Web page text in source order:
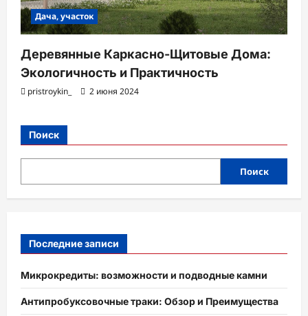
Дача, участок
Деревянные Каркасно-Щитовые Дома:
Экологичность и Практичность
pristroykin_ 2 июня 2024
Поиск
Поиск
Последние записи
Микрокредиты: возможности и подводные камни
Антипробуксовочные траки: Обзор и Преимущества